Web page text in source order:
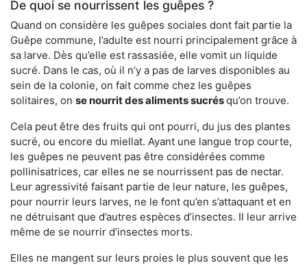
De quoi se nourrissent les guêpes ?
Quand on considère les guêpes sociales dont fait partie la
Guêpe commune, l’adulte est nourri principalement grâce à
sa larve. Dès qu’elle est rassasiée, elle vomit un liquide
sucré. Dans le cas, où il n’y a pas de larves disponibles au
sein de la colonie, on fait comme chez les guêpes
solitaires, on se nourrit des aliments sucrésqu’on trouve.
Cela peut être des fruits qui ont pourri, du jus des plantes
sucré, ou encore du miellat. Ayant une langue trop courte,
les guêpes ne peuvent pas être considérées comme
pollinisatrices, car elles ne se nourrissent pas de nectar.
Leur agressivité faisant partie de leur nature, les guêpes,
pour nourrir leurs larves, ne le font qu’en s’attaquant et en
ne détruisant que d’autres espèces d’insectes. Il leur arrive
même de se nourrir d’insectes morts.
Elles ne mangent sur leurs proies le plus souvent que les